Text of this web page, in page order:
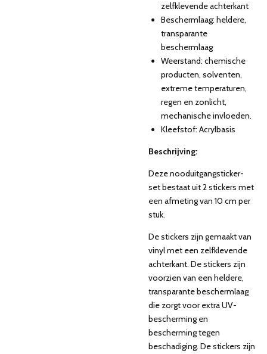
zelfklevende achterkant
Beschermlaag: heldere,
transparante
beschermlaag
Weerstand: chemische
producten, solventen,
extreme temperaturen,
regen en zonlicht,
mechanische invloeden.
Kleefstof: Acrylbasis
Beschrijving:
Deze nooduitgangsticker-
set bestaat uit 2 stickers met
een afmeting van 10 cm per
stuk.
De stickers zijn gemaakt van
vinyl met een zelfklevende
achterkant. De stickers zijn
voorzien van een heldere,
transparante beschermlaag
die zorgt voor extra UV-
bescherming en
bescherming tegen
beschadiging. De stickers zijn